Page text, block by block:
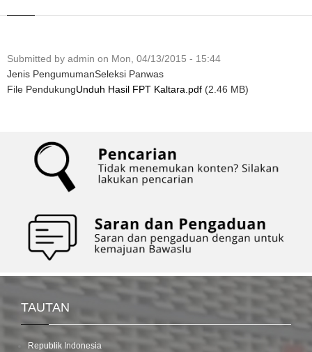
Submitted by admin on Mon, 04/13/2015 - 15:44
Jenis PengumumanSeleksi Panwas
File PendukungUnduh Hasil FPT Kaltara.pdf (2.46 MB)
TAUTAN
Republik Indonesia